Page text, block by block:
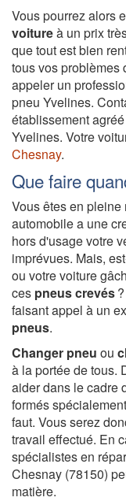
Vous pourrez alors
voitureà un prix
que tout est bien
tous vos problèmes
appeler un
pneu Yvelines.
établissement
Yvelines. Votre
Chesnay.
Que faire
Vous êtes en pleine
automobile a une
hors d'usage votre
imprévues. Mais,
ou votre voiture
ces pneus crevés
faisant appel à un
pneus.
Changer pneu ou
à la portée de tous.
aider dans le cadre
formés
faut. Vous serez
travail effectué. En
spécialistes en
Chesnay (78150)
matière.